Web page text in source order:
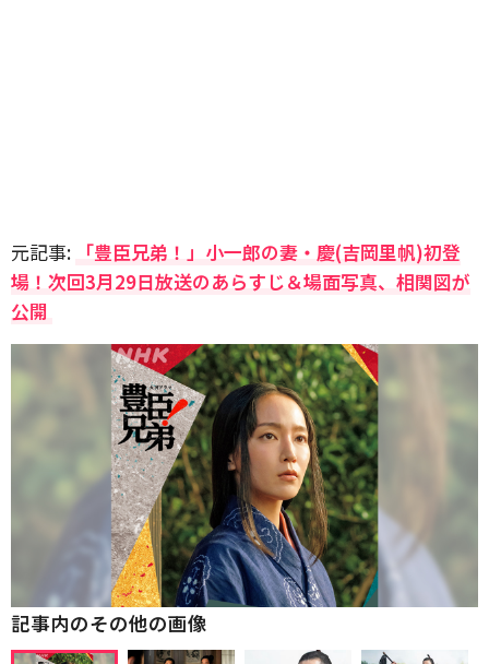
元記事: 「豊臣兄弟！」小一郎の妻・慶(吉岡里帆)初登
場！次回3月29日放送のあらすじ＆場面写真、相関図が
公開
記事内のその他の画像